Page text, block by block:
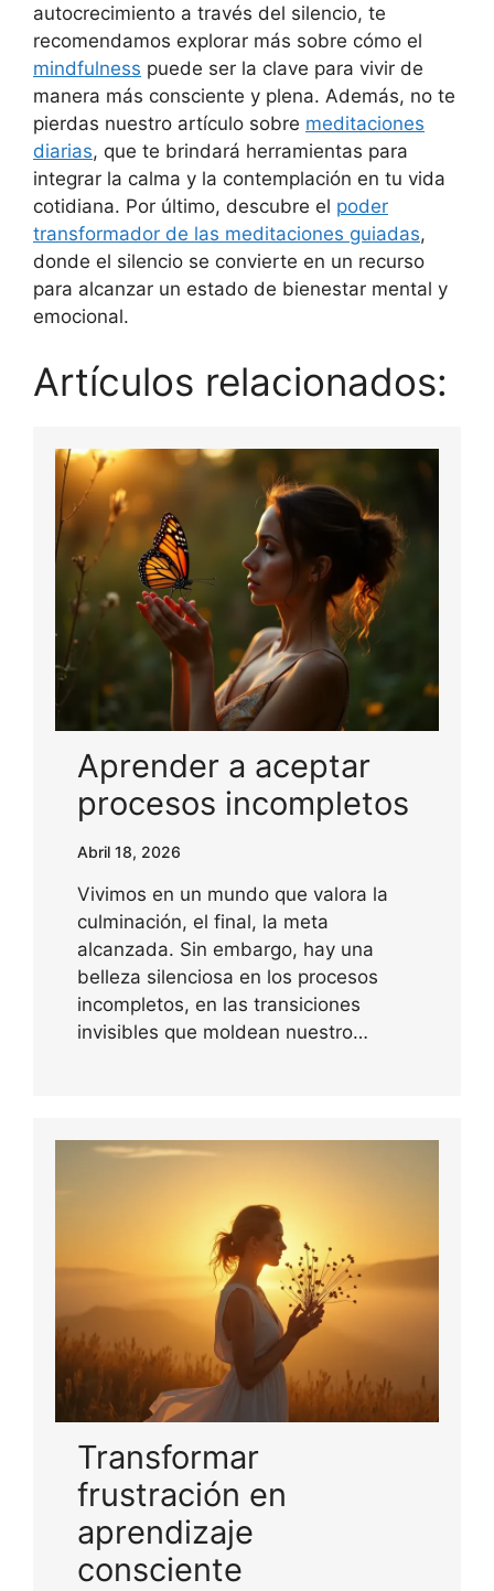
autocrecimiento a través del silencio, te
recomendamos explorar más sobre cómo el
mindfulness puede ser la clave para vivir de
manera más consciente y plena. Además, no te
pierdas nuestro artículo sobre meditaciones
diarias, que te brindará herramientas para
integrar la calma y la contemplación en tu vida
cotidiana. Por último, descubre el poder
transformador de las meditaciones guiadas,
donde el silencio se convierte en un recurso
para alcanzar un estado de bienestar mental y
emocional.
Artículos relacionados:
Aprender a aceptar
procesos incompletos
Abril 18, 2026
Vivimos en un mundo que valora la
culminación, el final, la meta
alcanzada. Sin embargo, hay una
belleza silenciosa en los procesos
incompletos, en las transiciones
invisibles que moldean nuestro…
Transformar
frustración en
aprendizaje
consciente